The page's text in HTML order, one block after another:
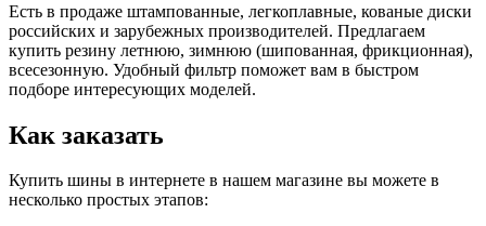
Есть в продаже штампованные, легкоплавные, кованые диски
российских и зарубежных производителей. Предлагаем
купить резину летнюю, зимнюю (шипованная, фрикционная),
всесезонную. Удобный фильтр поможет вам в быстром
подборе интересующих моделей.
Как заказать
Купить шины в интернете в нашем магазине вы можете в
несколько простых этапов: